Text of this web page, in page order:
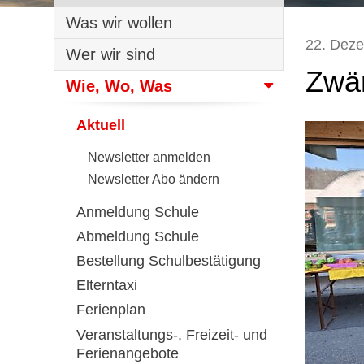
Was wir wollen
Wer wir sind
Wie, Wo, Was
Aktuell
Newsletter anmelden
Newsletter Abo ändern
Anmeldung Schule
Abmeldung Schule
Bestellung Schulbestätigung
Elterntaxi
Ferienplan
Veranstaltungs-, Freizeit- und
Ferienangebote
22.